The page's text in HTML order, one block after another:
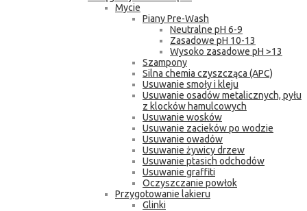
Mycie
Piany Pre-Wash
Neutralne pH 6-9
Zasadowe pH 10-13
Wysoko zasadowe pH >13
Szampony
Silna chemia czyszcząca (APC)
Usuwanie smoły i kleju
Usuwanie osadów metalicznych, pyłu
z klocków hamulcowych
Usuwanie wosków
Usuwanie zacieków po wodzie
Usuwanie owadów
Usuwanie żywicy drzew
Usuwanie ptasich odchodów
Usuwanie graffiti
Oczyszczanie powłok
Przygotowanie lakieru
Glinki